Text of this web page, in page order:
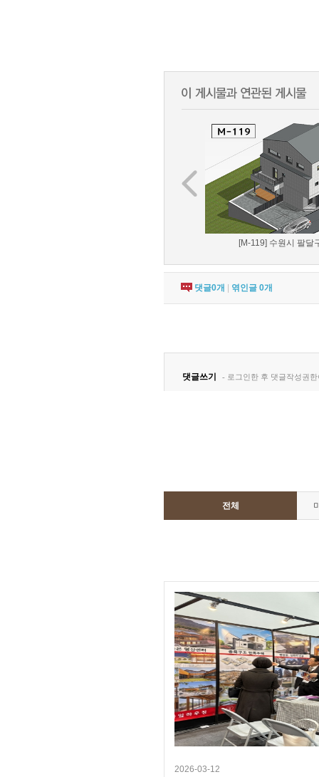
[M-119] 수원시 팔달
댓글0개 엮인글 0개
전체
2026-03-12